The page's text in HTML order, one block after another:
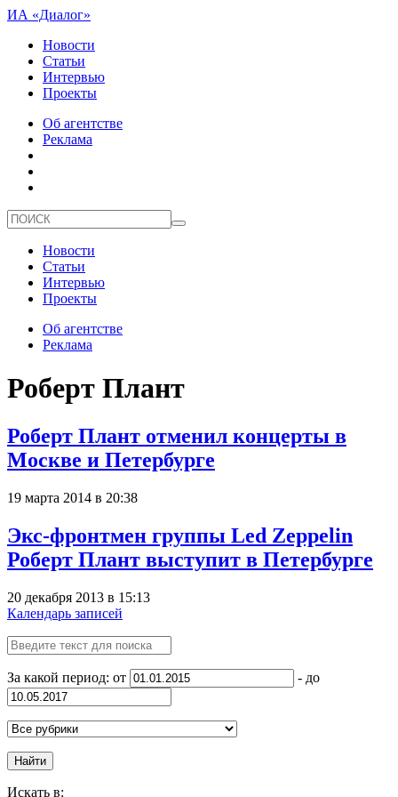
ИА «Диалог»
Новости
Статьи
Интервью
Проекты
Об агентстве
Реклама
Новости
Статьи
Интервью
Проекты
Об агентстве
Реклама
Роберт Плант
Роберт Плант отменил концерты в
Москве и Петербурге
19 марта 2014 в 20:38
Экс-фронтмен группы Led Zeppelin
Роберт Плант выступит в Петербурге
20 декабря 2013 в 15:13
Календарь записей
За какой период: от - до
Найти
Искать в: